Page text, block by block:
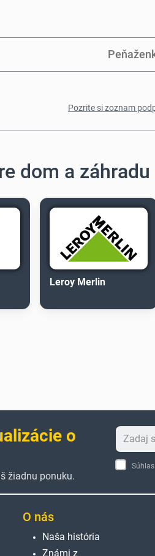
Pozrite si zoznam
dom a záhradu
Leroy Merlin
o
žiadnu ponuku.
O nás
Naša história
Známi z